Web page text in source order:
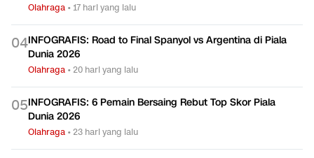
Olahraga •17 hari yang lalu
04INFOGRAFIS: Road to Final Spanyol vs Argentina di Piala
Dunia 2026
Olahraga •20 hari yang lalu
05INFOGRAFIS: 6 Pemain Bersaing Rebut Top Skor Piala
Dunia 2026
Olahraga •23 hari yang lalu